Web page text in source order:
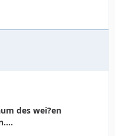
des wei?en